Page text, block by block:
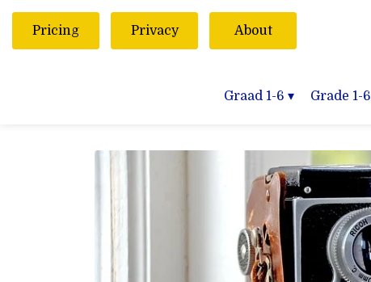
Pricing Privacy About
Graad 1-6 ▾ Grade 1-6